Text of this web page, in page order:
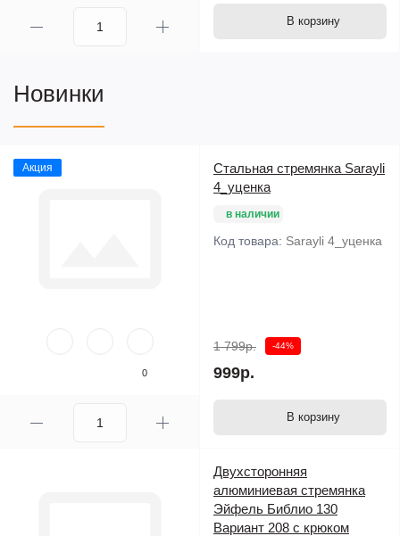
В корзину
Новинки
Акция
0
Стальная стремянка Sarayli
4_уценка
в наличии
Код товара: Sarayli 4_уценка
1 799р. -44%
999р.
В корзину
Двухсторонняя
алюминиевая стремянка
Эйфель Библио 130
Вариант 208 с крюком